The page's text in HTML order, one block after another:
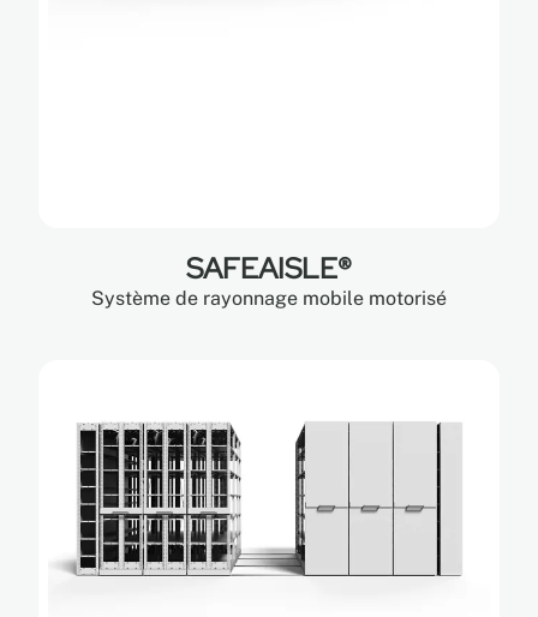
SAFEAISLE®
Système de rayonnage mobile motorisé